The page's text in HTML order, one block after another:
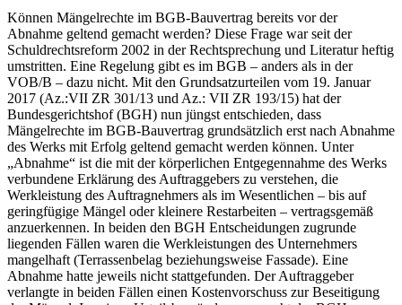
Können Mängelrechte im BGB-Bauvertrag bereits vor der
Abnahme geltend gemacht werden? Diese Frage war seit der
Schuldrechtsreform 2002 in der Rechtsprechung und Literatur heftig
umstritten. Eine Regelung gibt es im BGB – anders als in der
VOB/B – dazu nicht. Mit den Grundsatzurteilen vom 19. Januar
2017 (Az.:VII ZR 301/13 und Az.: VII ZR 193/15) hat der
Bundesgerichtshof (BGH) nun jüngst entschieden, dass
Mängelrechte im BGB-Bauvertrag grundsätzlich erst nach Abnahme
des Werks mit Erfolg geltend gemacht werden können. Unter
„Abnahme“ ist die mit der körperlichen Entgegennahme des Werks
verbundene Erklärung des Auftraggebers zu verstehen, die
Werkleistung des Auftragnehmers als im Wesentlichen – bis auf
geringfügige Mängel oder kleinere Restarbeiten – vertragsgemäß
anzuerkennen. In beiden den BGH Entscheidungen zugrunde
liegenden Fällen waren die Werkleistungen des Unternehmers
mangelhaft (Terrassenbelag beziehungsweise Fassade). Eine
Abnahme hatte jeweils nicht stattgefunden. Der Auftraggeber
verlangte in beiden Fällen einen Kostenvorschuss zur Beseitigung